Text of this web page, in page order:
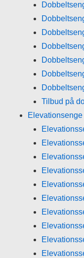
Tilbud på
Elevationsenge